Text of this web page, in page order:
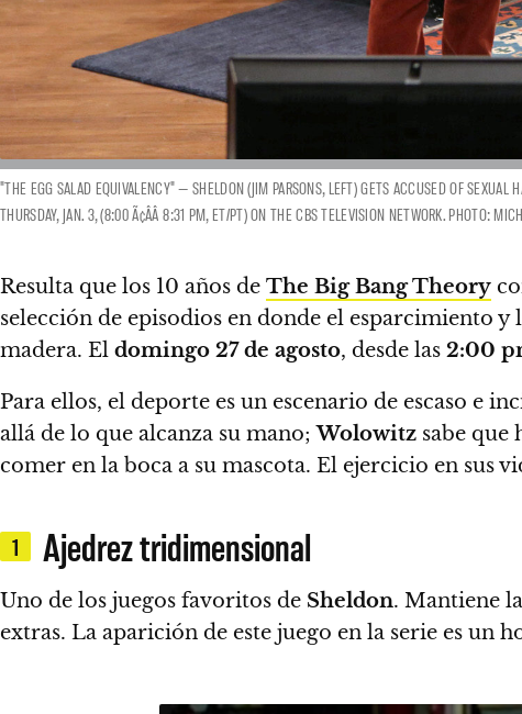
"THE EGG SALAD EQUIVALENCY" — SHELDON (JIM PARSONS, LEFT) GETS ACCUSED OF
THURSDAY, JAN. 3, (8:00 Ã¢ÂÂ 8:31 PM, ET/PT) ON THE CBS TELEVISION NETWORK. PHOTO:
Resulta que los 10 años de The Big Bang Theory
selección de episodios en donde el esparcimiento
madera. El domingo 27 de agosto, desde las 2:00
Para ellos, el deporte es un escenario de escaso e
allá de lo que alcanza su mano;Wolowitz sabe que
comer en la boca a su mascota. El ejercicio en sus
1 Ajedrez tridimensional
Uno de los juegos favoritos de Sheldon. Mantiene
extras. La aparición de este juego en la serie es un